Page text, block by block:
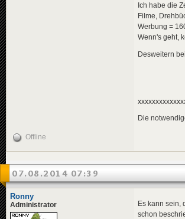
Ich habe die
Filme,
Werbung =
Wenn's geht,
Desweitern
Die
Offline
07.08.2014 07:39
Ronny
Administrator
Es kann sein,
schon